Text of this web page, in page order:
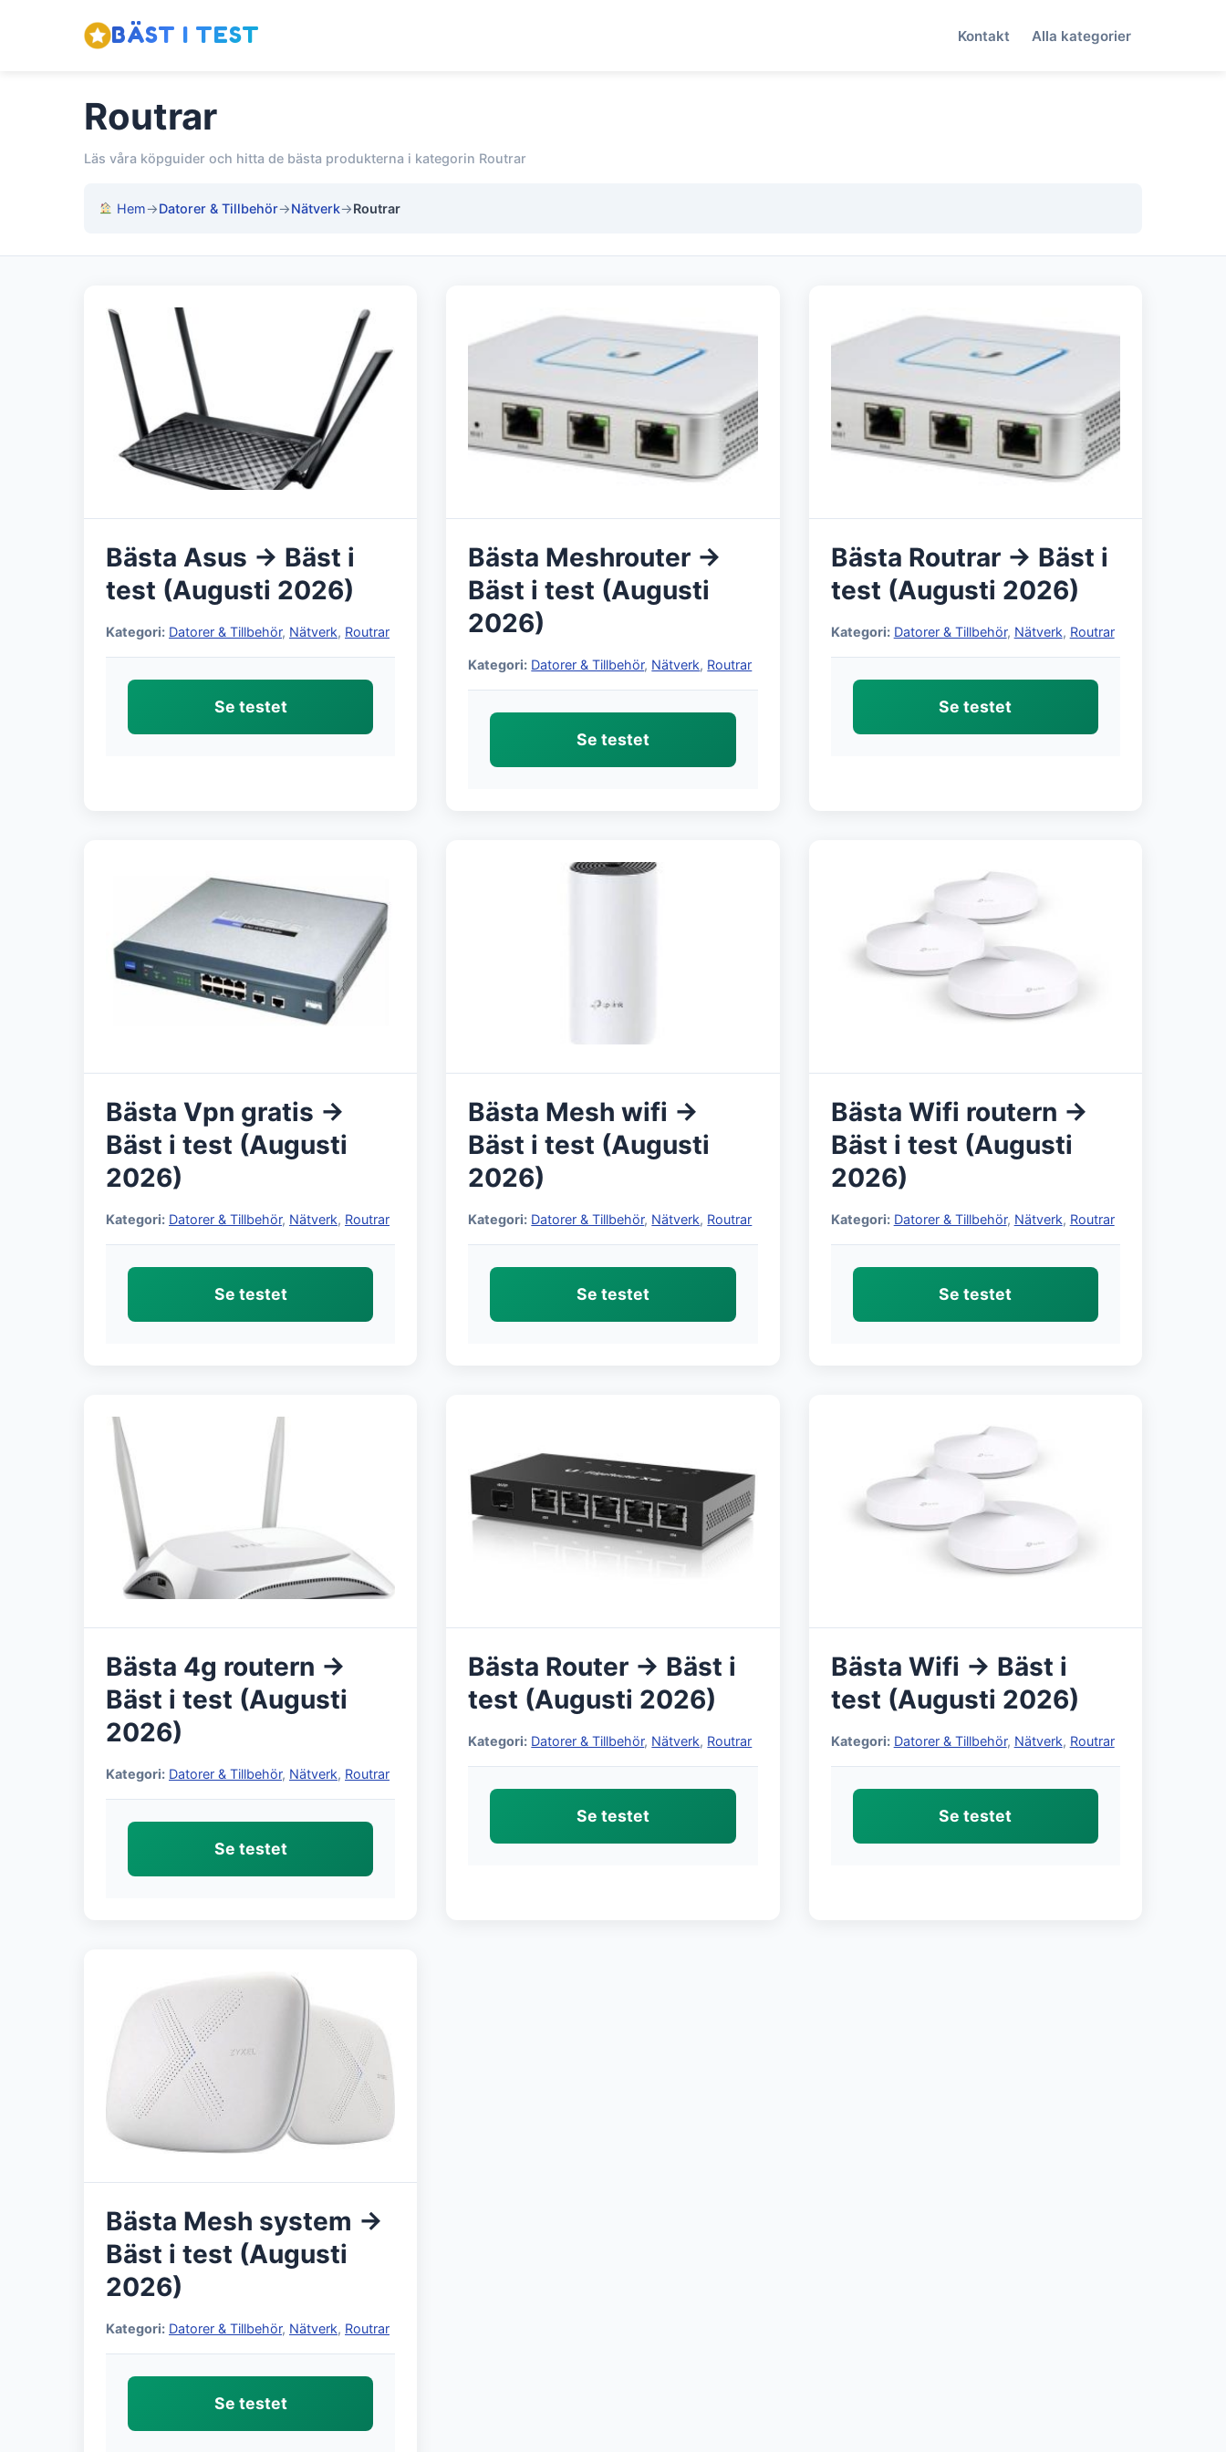
BÄST I TEST Kontakt Alla kategorier
Routrar
Läs våra köpguider och hitta de bästa produkterna i kategorin Routrar
Hem→Datorer & Tillbehör→Nätverk→Routrar
Bästa Asus → Bäst i
test (Augusti 2026)
Kategori: Datorer & Tillbehör, Nätverk, Routrar
Se testet
Bästa Meshrouter →
Bäst i test (Augusti
2026)
Kategori: Datorer & Tillbehör, Nätverk, Routrar
Se testet
Bästa Routrar → Bäst i
test (Augusti 2026)
Kategori: Datorer & Tillbehör, Nätverk, Routrar
Se testet
Bästa Vpn gratis →
Bäst i test (Augusti
2026)
Kategori: Datorer & Tillbehör, Nätverk, Routrar
Se testet
Bästa Mesh wifi →
Bäst i test (Augusti
2026)
Kategori: Datorer & Tillbehör, Nätverk, Routrar
Se testet
Bästa Wifi routern →
Bäst i test (Augusti
2026)
Kategori: Datorer & Tillbehör, Nätverk, Routrar
Se testet
Bästa 4g routern →
Bäst i test (Augusti
2026)
Kategori: Datorer & Tillbehör, Nätverk, Routrar
Se testet
Bästa Router → Bäst i
test (Augusti 2026)
Kategori: Datorer & Tillbehör, Nätverk, Routrar
Se testet
Bästa Wifi → Bäst i
test (Augusti 2026)
Kategori: Datorer & Tillbehör, Nätverk, Routrar
Se testet
Bästa Mesh system →
Bäst i test (Augusti
2026)
Kategori: Datorer & Tillbehör, Nätverk, Routrar
Se testet